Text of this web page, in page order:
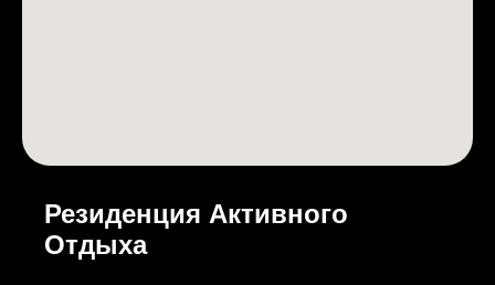
Резиденция Активного
Отдыха